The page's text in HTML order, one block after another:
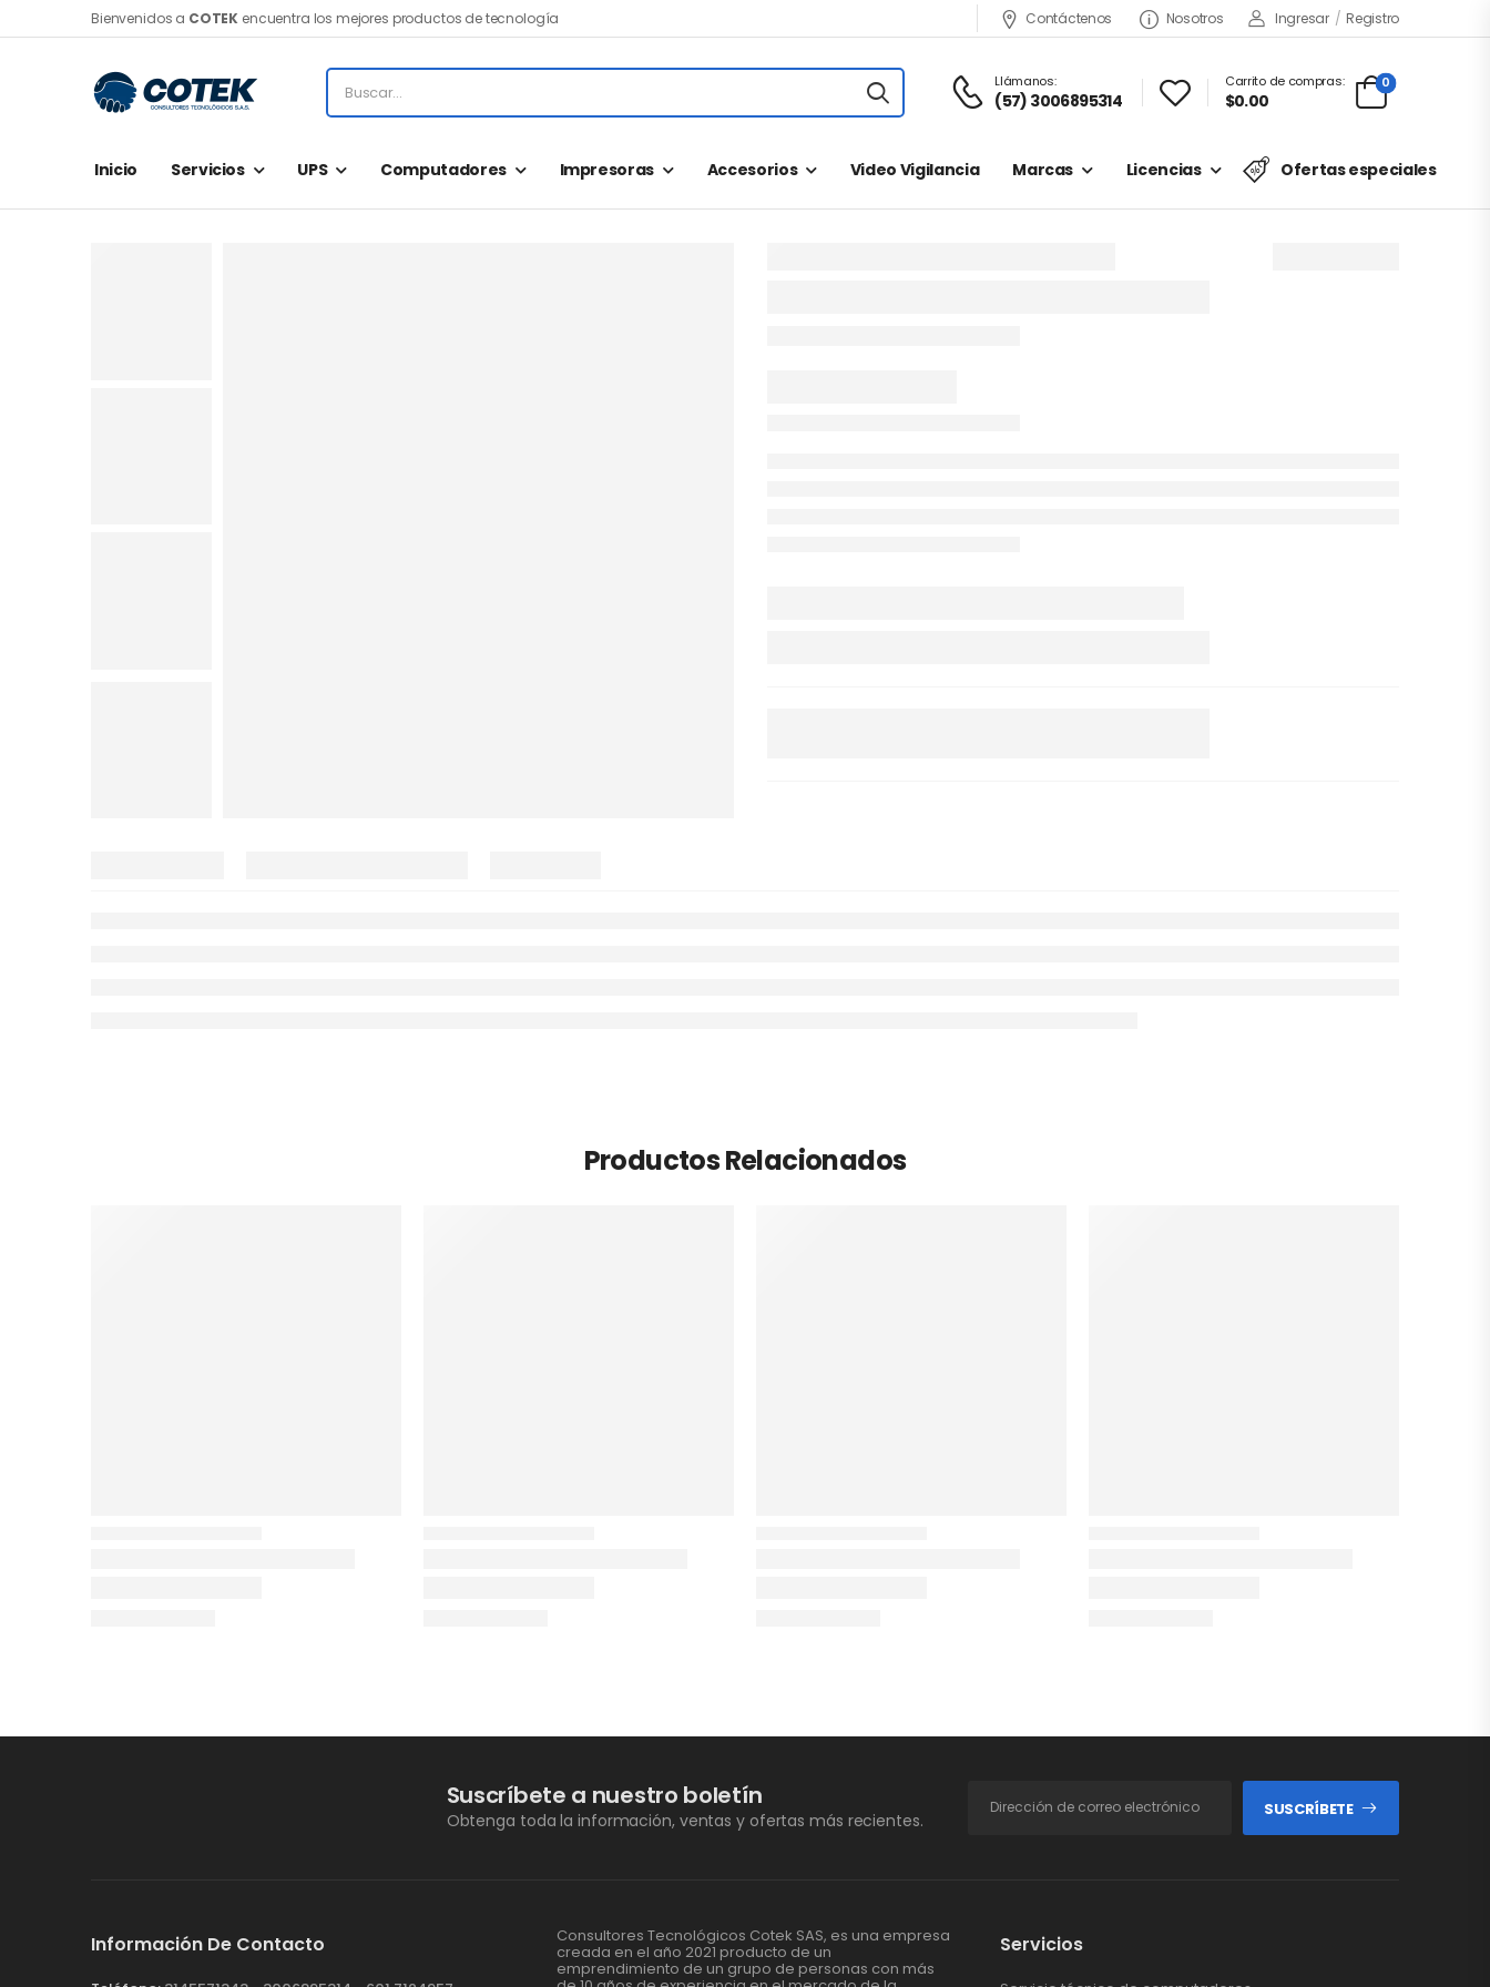
Bienvenidos a COTEK encuentra los mejores productos de tecnología Contáctenos Nosotros Ingresar / Registro
Llámanos:
(57) 3006895314
Carrito de compras:
$0.00
0
Inicio Servicios UPS Computadores Impresoras Accesorios Video Vigilancia Marcas Licencias Ofertas especiales
Productos Relacionados
Suscríbete a nuestro boletín
Obtenga toda la información, ventas y ofertas más recientes.
SUSCRÍBETE
Información De Contacto Consultores Tecnológicos Cotek SAS, es una empresa
creada en el año 2021 producto de un
emprendimiento de un grupo de personas con más
Servicios